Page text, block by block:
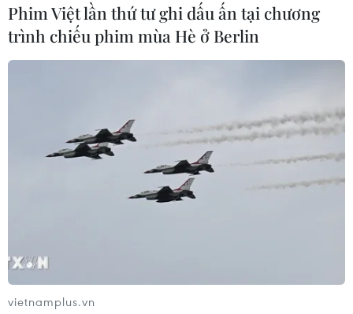
Phim Việt lần thứ tư ghi dấu ấn tại chương
trình chiếu phim mùa Hè ở Berlin
vietnamplus.vn